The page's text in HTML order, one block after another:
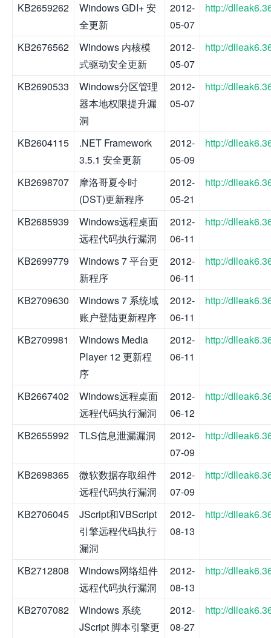
KB2659262
Windows GDI+ 安
全更新
2012-
05-07
http://
KB2676562
Windows 内核模
式驱动安全更新
2012-
05-07
http://
KB2690533
Windows分区管理
器本地权限提升漏
洞
2012-
05-07
http://
KB2604115
.NET Framework
3.5.1 安全更新
2012-
05-09
http://
KB2698707
摩洛哥夏令时
(DST)更新程序
2012-
05-21
http://
KB2685939
Windows远程桌面
远程代码执行漏洞
2012-
06-11
http://
KB2699779
Windows 7 平台更
新程序
2012-
06-11
http://
KB2709630
Windows 7 系统域
账户登陆更新程序
2012-
06-11
http://
KB2709981
Windows Media
Player 12 更新程
序
2012-
06-11
http://
KB2667402
Windows远程桌面
远程代码执行漏洞
2012-
06-12
http://
KB2655992 TLS信息泄漏漏洞
2012-
07-09
http://
KB2698365
微软数据存取组件
远程代码执行漏洞
2012-
07-09
http://
KB2706045
JScript和VBScript
引擎远程代码执行
漏洞
2012-
08-13
http://
KB2712808
Windows网络组件
远程代码执行漏洞
2012-
08-13
http://
KB2707082
Windows 系统
JScript 脚本引擎更
2012-
08-27
http://